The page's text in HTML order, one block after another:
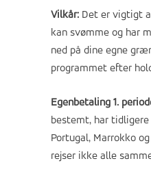
Vilkår: Det er vigtigt
kan svømme og har
ned på dine egne
programmet efter
Egenbetaling 1.
bestemt, har
Portugal, Marrokko
rejser ikke alle